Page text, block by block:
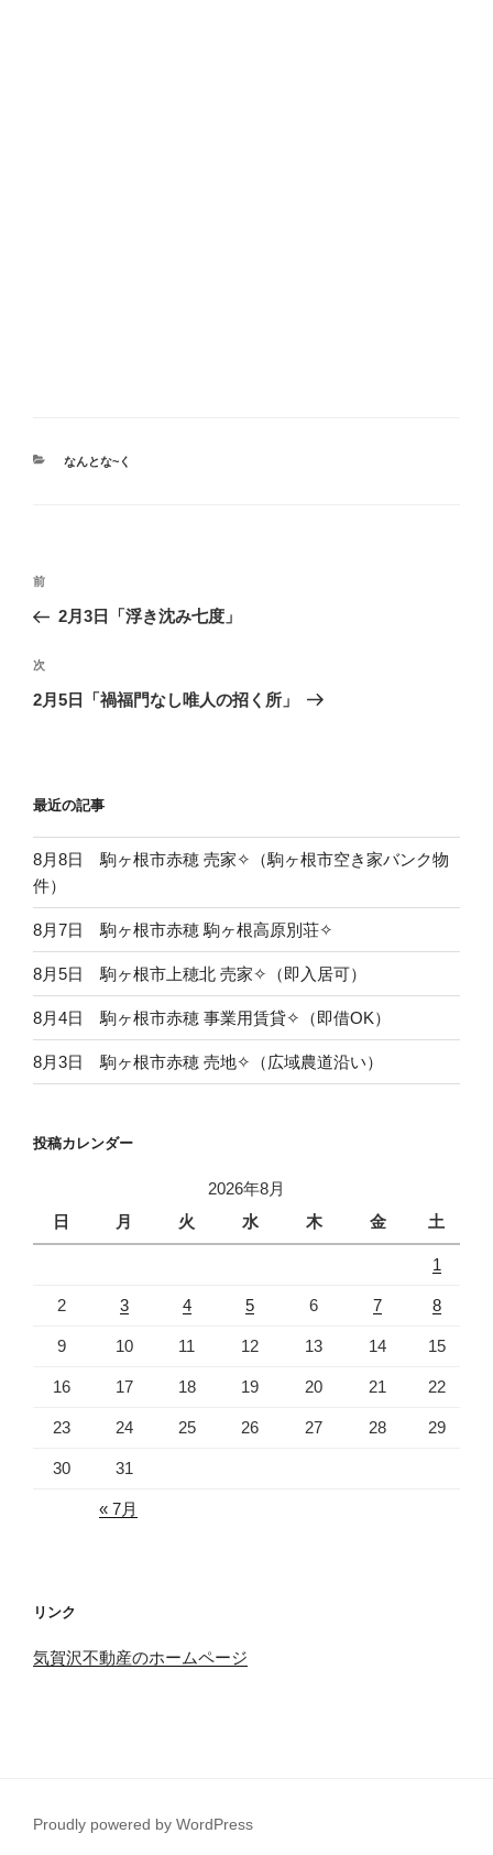
カ
なんとな~く
投
ナ
ビ
ゲ
ン
前
の
稿
前
2月3日「浮き沈み七度」
次
の
次
2月5日「禍福門なし唯人の招く所」
最近の記事
8月8日 駒ヶ根市赤穂 売家✧（駒ヶ根市空き家バンク物
件）
8月7日 駒ヶ根市赤穂 駒ヶ根高原別荘✧
8月5日 駒ヶ根市上穂北 売家✧（即入居可）
8月4日 駒ヶ根市赤穂 事業用賃貸✧（即借OK）
8月3日 駒ヶ根市赤穂 売地✧（広域農道沿い）
投稿カレンダー
2026年8月
日
月 火 水 木 金 土
1
2 3 4 5 6 7 8
9 10 11 12 13 14 15
16 17 18 19 20 21 22
23 24 25 26 27 28 29
30 31
« 7月
リンク
気賀沢不動産のホームページ
Proudly powered by WordPress